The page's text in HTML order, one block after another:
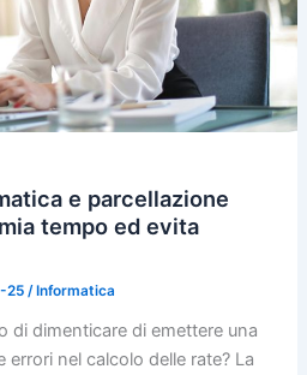
e parcellazione
tempo ed evita
25 / Informatica
di dimenticare di emettere una
nel calcolo delle rate? La